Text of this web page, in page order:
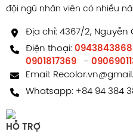
Việc phối hợp in màu, dán
ngoài sẽ tăng thêm sự
Trong ngành thời
Hộp carton phù hợp với
khăn quàng, áo thun, phụ
trang sức.
Khả năng in logo trên nền
đội ngũ nhân viên có nhiều
Địa chỉ: 4367/2, Nguyễn
Điện thoại: 0943843868
0901817369
-
Email:
Whatsapp: +84 94 384
HỖ TRỢ